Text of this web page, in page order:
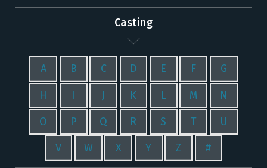
Casting
A B C D E F G
H I J K L M N
O P Q R S T U
V W X Y Z #